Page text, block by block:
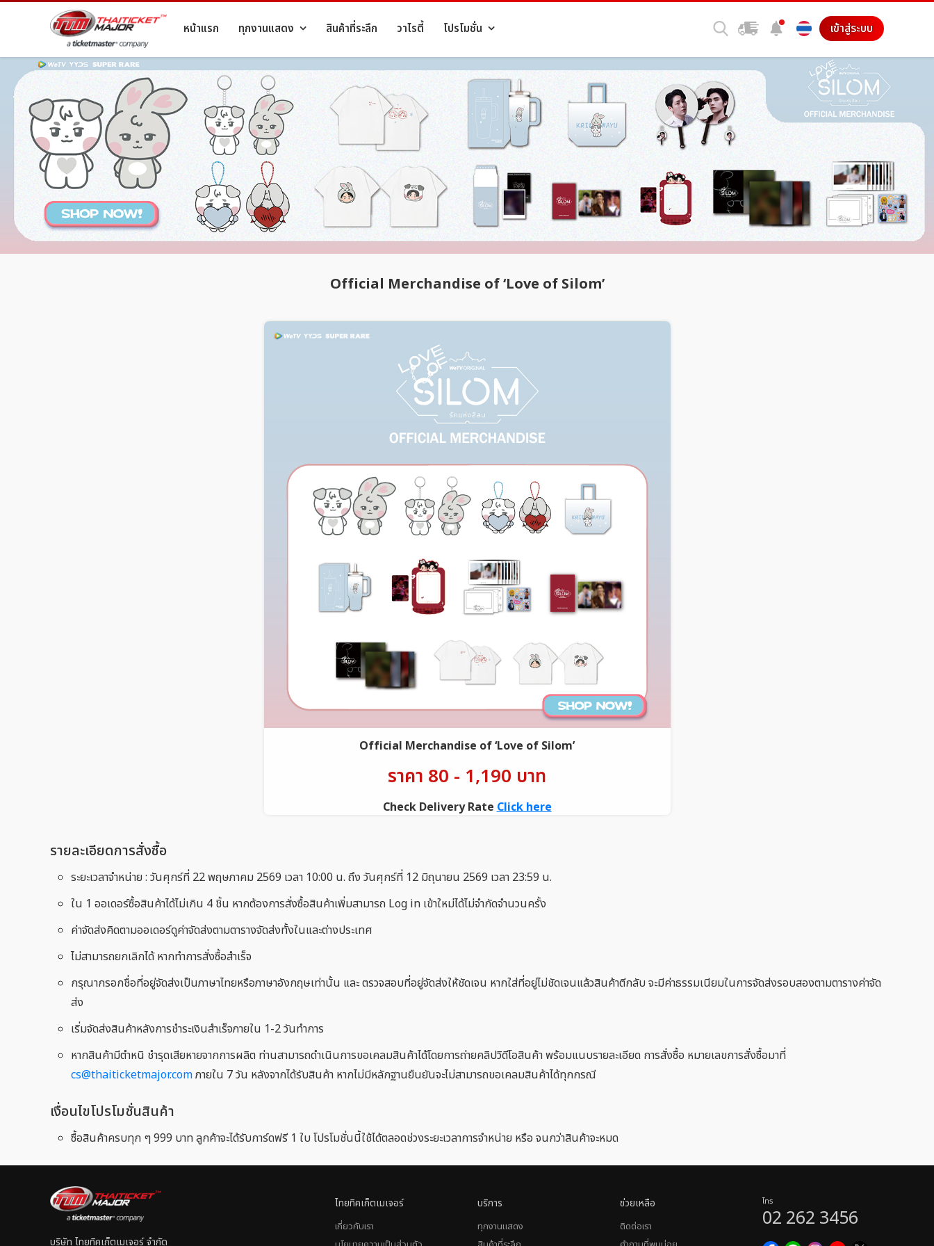
หน้าแรก ทุกงานแสดง สินค้าที่ระลึก วาไรตี้ โปรโมชั่น เข้าสู่ระบบ
Official Merchandise of ‘Love of Silom’
Official Merchandise of ‘Love of Silom’
ราคา 80 - 1,190 บาท
Check Delivery Rate Click here
รายละเอียดการสั่งซื้อ
ระยะเวลาจำหน่าย : วันศุกร์ที่ 22 พฤษภาคม 2569 เวลา 10:00 น. ถึง วันศุกร์ที่ 12 มิถุนายน 2569 เวลา 23:59 น.
ใน 1 ออเดอร์ซื้อสินค้าได้ไม่เกิน 4 ชิ้น หากต้องการสั่งซื้อสินค้าเพิ่มสามารถ Log in เข้าใหม่ได้ไม่จำกัดจำนวนครั้ง
ค่าจัดส่งคิดตามออเดอร์ดูค่าจัดส่งตามตารางจัดส่งทั้งในและต่างประเทศ
ไม่สามารถยกเลิกได้ หากทำการสั่งซื้อสำเร็จ
กรุณากรอกชื่อที่อยู่จัดส่งเป็นภาษาไทยหรือภาษาอังกฤษเท่านั้น และ ตรวจสอบที่อยู่จัดส่งให้ชัดเจน หากใส่ที่อยู่ไม่ชัดเจนแล้วสินค้าตีกลับ จะมีค่าธรรมเนียมในการจัดส่งรอบสองตามตารางค่าจัด
ส่ง
เริ่มจัดส่งสินค้าหลังการชำระเงินสำเร็จภายใน 1-2 วันทำการ
หากสินค้ามีตำหนิ ชำรุดเสียหายจากการผลิต ท่านสามารถดำเนินการขอเคลมสินค้าได้โดยการถ่ายคลิปวิดีโอสินค้า พร้อมแนบรายละเอียด การสั่งซื้อ หมายเลขการสั่งซื้อมาที่
cs@thaiticketmajor.comภายใน 7 วัน หลังจากได้รับสินค้า หากไม่มีหลักฐานยืนยันจะไม่สามารถขอเคลมสินค้าได้ทุกกรณี
เงื่อนไขโปรโมชั่นสินค้า
ซื้อสินค้าครบทุก ๆ 999 บาท ลูกค้าจะได้รับการ์ดฟรี 1 ใบ โปรโมชั่นนี้ใช้ได้ตลอดช่วงระยะเวลาการจำหน่าย หรือ จนกว่าสินค้าจะหมด
บริษัท ไทยทิคเก็ตเมเจอร์ จำกัด
ไทยทิคเก็ตเมเจอร์
เกี่ยวกับเรา
บริการ
ทุกงานแสดง
ช่วยเหลือ
ติดต่อเรา
โทร
02 262 3456